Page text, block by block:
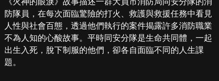
防隊員，在每次面臨驚險的打火、救護與救援任務中看見
人性與社會百態，透過他們執行的案件揭露許多消防職業
不為人知的心酸故事。平時同安分隊是生命共同體，一起
出生入死，脫下制服的他們，卻各自面臨不同的人生課
題。